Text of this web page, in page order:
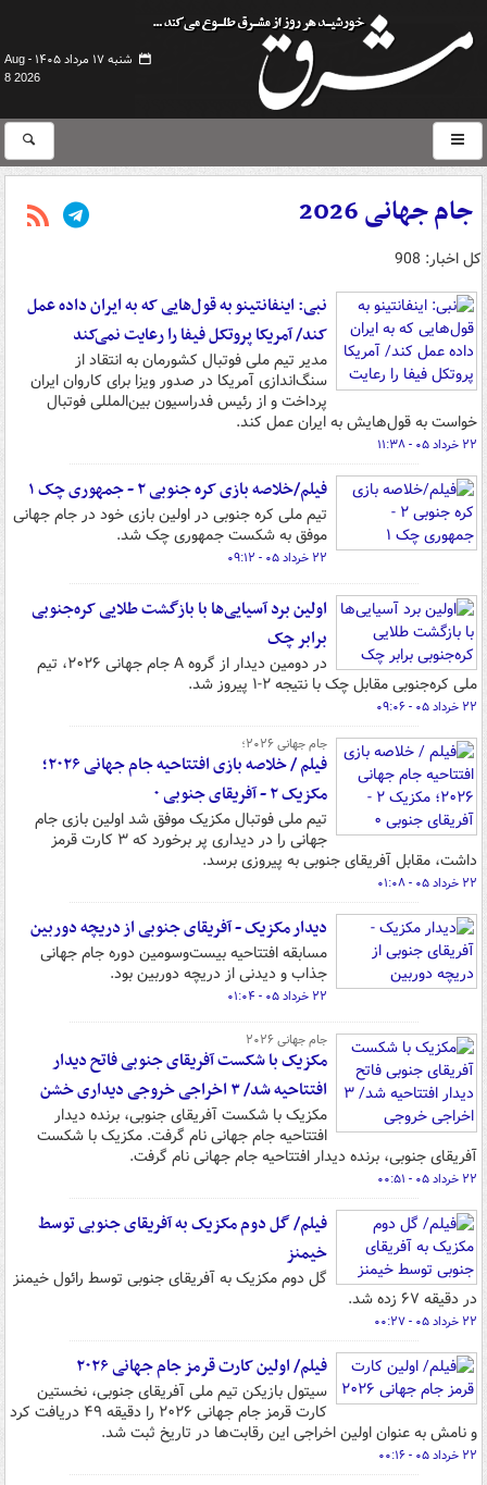
شنبه ۱۷ مرداد ۱۴۰۵ -
Aug
8 2026
جام جهانی 2026
کل اخبار: 908
نبی: اینفانتینو به قول‌هایی که به ایران داده عمل
کند/ آمریکا پروتکل‌ فیفا را رعایت نمی‌کند
مدیر تیم ملی فوتبال کشورمان به انتقاد از
سنگ‌اندازی آمریکا در صدور ویزا برای کاروان ایران
پرداخت و از رئیس فدراسیون بین‌المللی فوتبال
خواست به قول‌هایش به ایران عمل کند.
۲۲ خرداد ۰۵ - ۱۱:۳۸
فیلم/خلاصه بازی کره جنوبی ۲ - جمهوری چک ۱
تیم ملی کره جنوبی در اولین بازی خود در جام جهانی
موفق به شکست جمهوری چک شد.
۲۲ خرداد ۰۵ - ۰۹:۱۲
اولین برد آسیایی‌ها با بازگشت طلایی کره‌جنوبی
برابر چک
در دومین دیدار از گروه A جام جهانی ۲۰۲۶، تیم
ملی کره‌جنوبی مقابل چک با نتیجه ۲-۱ پیروز شد.
۲۲ خرداد ۰۵ - ۰۹:۰۶
جام جهانی ۲۰۲۶؛
فیلم / خلاصه بازی افتتاحیه جام جهانی ۲۰۲۶؛
مکزیک ۲ - آفریقای جنوبی ۰
تیم ملی فوتبال مکزیک موفق شد اولین بازی جام
جهانی را در دیداری پر برخورد که ۳ کارت قرمز
داشت، مقابل آفریقای جنوبی به پیروزی برسد.
۲۲ خرداد ۰۵ - ۰۱:۰۸
دیدار مکزیک - آفریقای جنوبی از دریچه دوربین
مسابقه افتتاحیه بیست‌وسومین دوره جام جهانی
جذاب و دیدنی از دریچه دوربین بود.
۲۲ خرداد ۰۵ - ۰۱:۰۴
جام جهانی ۲۰۲۶
مکزیک با شکست آفریقای جنوبی فاتح دیدار
افتتاحیه شد/ ۳ اخراجی خروجی دیداری خشن
مکزیک با شکست آفریقای جنوبی، برنده دیدار
افتتاحیه جام جهانی نام گرفت. مکزیک با شکست
آفریقای جنوبی، برنده دیدار افتتاحیه جام جهانی نام گرفت.
۲۲ خرداد ۰۵ - ۰۰:۵۱
فیلم/ گل دوم مکزیک به آفریقای جنوبی توسط
خیمنز
گل دوم مکزیک به آفریقای جنوبی توسط رائول خیمنز
در دقیقه ۶۷ زده شد.
۲۲ خرداد ۰۵ - ۰۰:۲۷
فیلم/ اولین کارت قرمز جام جهانی ۲۰۲۶
سیتول بازیکن تیم ملی آفریقای جنوبی، نخستین
کارت قرمز جام جهانی ۲۰۲۶ را دقیقه ۴۹ دریافت کرد
و نامش به عنوان اولین اخراجی این رقابت‌ها در تاریخ ثبت شد.
۲۲ خرداد ۰۵ - ۰۰:۱۶